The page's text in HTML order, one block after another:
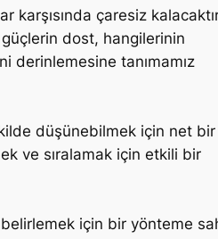
karşısında çaresiz
dost, hangilerinin
derinlemesine tanımamız
düşünebilmek için net bir
ve sıralamak için etkili bir
için bir yönteme